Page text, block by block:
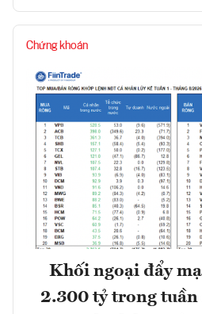
Chứng khoán
Khối ngoại đẩy
2.300 tỷ trong tuần